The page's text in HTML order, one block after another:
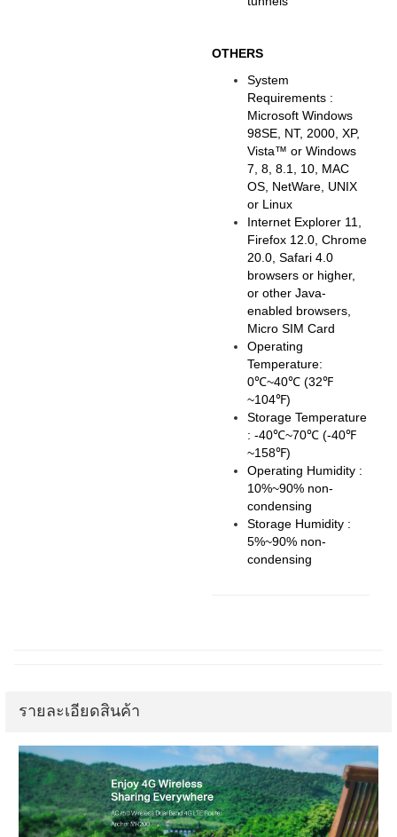
OTHERS
System
Requirements :
Microsoft Windows
98SE, NT, 2000, XP,
Vista™ or Windows
7, 8, 8.1, 10, MAC
OS, NetWare, UNIX
or Linux
Internet Explorer 11,
Firefox 12.0, Chrome
20.0, Safari 4.0
browsers or higher,
or other Java-
enabled browsers,
Micro SIM Card
Operating
Temperature:
0℃~40℃ (32℉
~104℉)
Storage Temperature
: -40℃~70℃ (-40℉
~158℉)
Operating Humidity :
10%~90% non-
condensing
Storage Humidity :
5%~90% non-
condensing
รายละเอียดสินค้า